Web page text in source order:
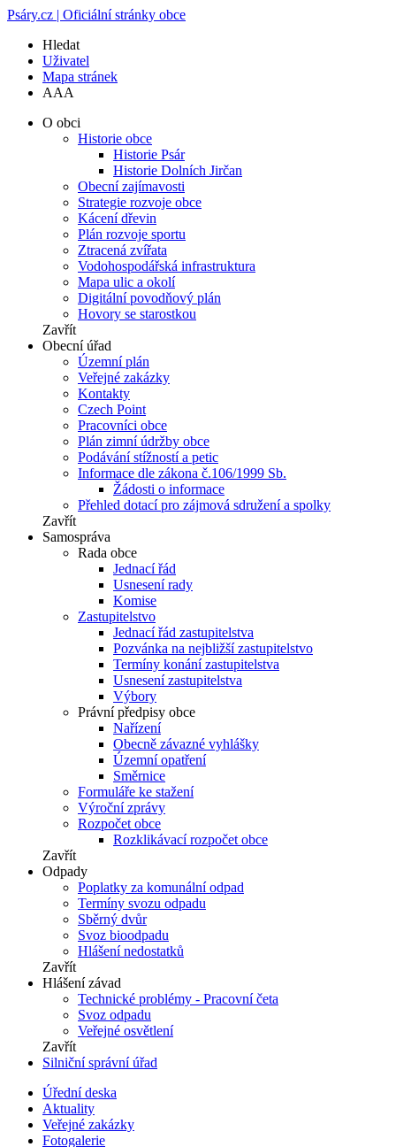
Psáry.cz | Oficiální stránky obce
Hledat
Uživatel
Mapa stránek
AAA
O obci
Historie obce
Historie Psár
Historie Dolních Jirčan
Obecní zajímavosti
Strategie rozvoje obce
Kácení dřevin
Plán rozvoje sportu
Ztracená zvířata
Vodohospodářská infrastruktura
Mapa ulic a okolí
Digitální povodňový plán
Hovory se starostkou
Zavřít
Obecní úřad
Územní plán
Veřejné zakázky
Kontakty
Czech Point
Pracovníci obce
Plán zimní údržby obce
Podávání stížností a petic
Informace dle zákona č.106/1999 Sb.
Žádosti o informace
Přehled dotací pro zájmová sdružení a spolky
Zavřít
Samospráva
Rada obce
Jednací řád
Usnesení rady
Komise
Zastupitelstvo
Jednací řád zastupitelstva
Pozvánka na nejbližší zastupitelstvo
Termíny konání zastupitelstva
Usnesení zastupitelstva
Výbory
Právní předpisy obce
Nařízení
Obecně závazné vyhlášky
Územní opatření
Směrnice
Formuláře ke stažení
Výroční zprávy
Rozpočet obce
Rozklikávací rozpočet obce
Zavřít
Odpady
Poplatky za komunální odpad
Termíny svozu odpadu
Sběrný dvůr
Svoz bioodpadu
Hlášení nedostatků
Zavřít
Hlášení závad
Technické problémy - Pracovní četa
Svoz odpadu
Veřejné osvětlení
Zavřít
Silniční správní úřad
Úřední deska
Aktuality
Veřejné zakázky
Fotogalerie